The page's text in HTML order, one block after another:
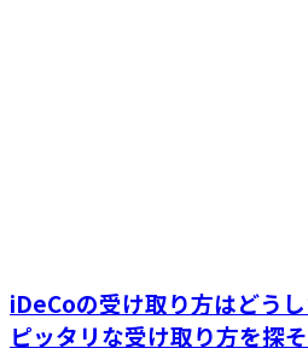
iDeCoの受け取り方はどう
ピッタリな受け取り方を探そ